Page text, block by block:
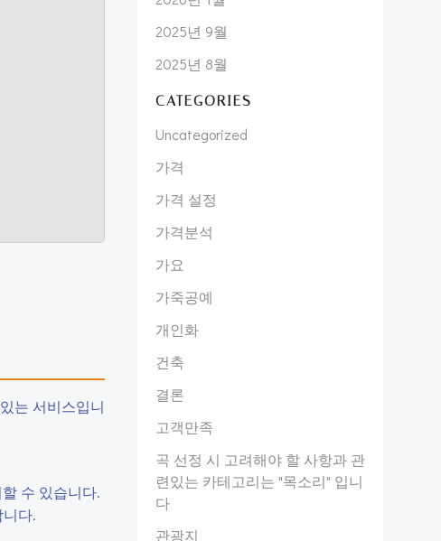
는 서비스입니
수 있습니다.
다.
2025년 9월
2025년 8월
CATEGORIES
Uncategorized
가격
가격 설정
가격분석
가요
가죽공예
개인화
건축
결론
고객만족
곡 선정 시 고려해야 할 사항과 관
련있는 카테고리는 "목소리" 입니
다
관광지